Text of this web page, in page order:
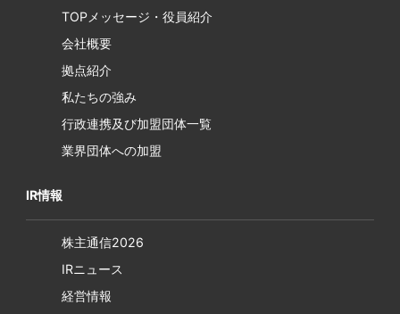
TOPメッセージ・役員紹介
会社概要
拠点紹介
私たちの強み
行政連携及び加盟団体一覧
業界団体への加盟
IR情報
株主通信2026
IRニュース
経営情報